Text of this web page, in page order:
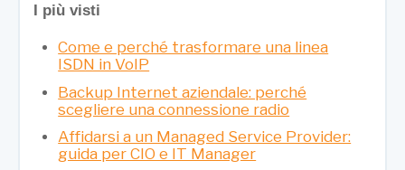
I più visti
Come e perché trasformare una linea
ISDN in VoIP
Backup Internet aziendale: perché
scegliere una connessione radio
Affidarsi a un Managed Service Provider:
guida per CIO e IT Manager